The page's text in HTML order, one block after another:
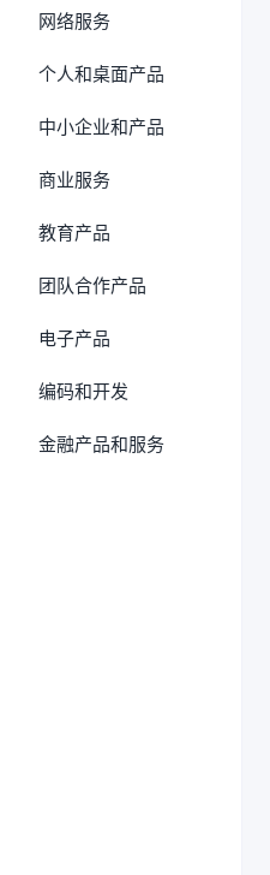
网络服务
个人和桌面产品
中小企业和产品
商业服务
教育产品
团队合作产品
电子产品
编码和开发
金融产品和服务